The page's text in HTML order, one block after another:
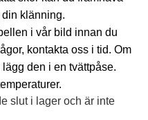
klänning.
i vår bild innan du
kontakta oss i tid. Om
den i en tvättpåse.
slut i lager och är inte